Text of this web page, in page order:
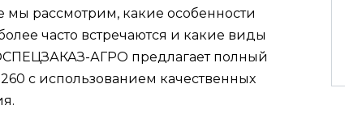
мы рассмотрим, какие особенности
часто встречаются и какие виды
АГРО предлагает полный
с использованием качественных